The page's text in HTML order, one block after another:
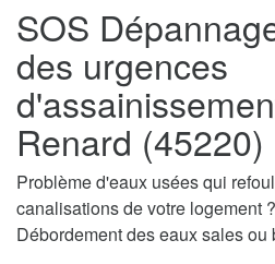
SOS
des urgences
Renard (45220)
Problème d'eaux usées qui
canalisations de votre logement
Débordement des eaux sales